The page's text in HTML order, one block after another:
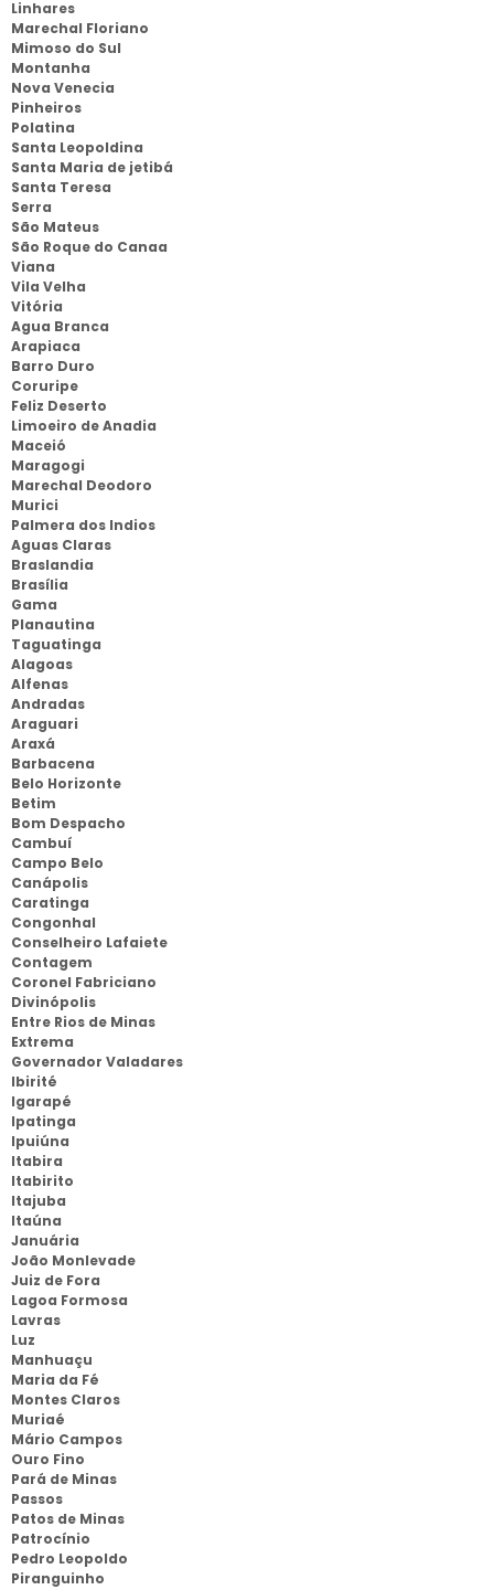
Linhares
Marechal Floriano
Mimoso do Sul
Montanha
Nova Venecia
Pinheiros
Polatina
Santa Leopoldina
Santa Maria de jetibá
Santa Teresa
Serra
São Mateus
São Roque do Canaa
Viana
Vila Velha
Vitória
Agua Branca
Arapiaca
Barro Duro
Coruripe
Feliz Deserto
Limoeiro de Anadia
Maceió
Maragogi
Marechal Deodoro
Murici
Palmera dos Indios
Aguas Claras
Braslandia
Brasília
Gama
Planautina
Taguatinga
Alagoas
Alfenas
Andradas
Araguari
Araxá
Barbacena
Belo Horizonte
Betim
Bom Despacho
Cambuí
Campo Belo
Canápolis
Caratinga
Congonhal
Conselheiro Lafaiete
Contagem
Coronel Fabriciano
Divinópolis
Entre Rios de Minas
Extrema
Governador Valadares
Ibirité
Igarapé
Ipatinga
Ipuiúna
Itabira
Itabirito
Itajuba
Itaúna
Januária
João Monlevade
Juiz de Fora
Lagoa Formosa
Lavras
Luz
Manhuaçu
Maria da Fé
Montes Claros
Muriaé
Mário Campos
Ouro Fino
Pará de Minas
Passos
Patos de Minas
Patrocínio
Pedro Leopoldo
Piranguinho